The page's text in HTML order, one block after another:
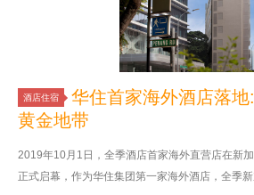
酒店住宿
华住首家海外酒店落
黄金地带
2019年10月1日，全季酒店首家海外直营店在新
正式启幕，作为华住集团第一家海外酒店，全季